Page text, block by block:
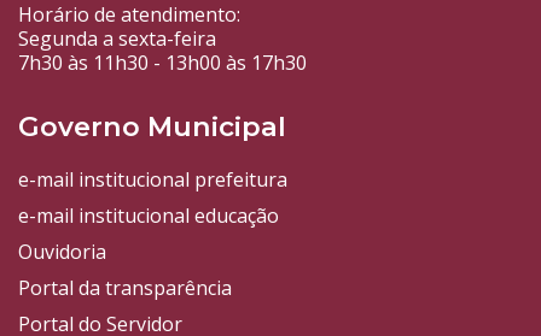
Horário de atendimento:
Segunda a sexta-feira
7h30 às 11h30 - 13h00 às 17h30
Governo Municipal
e-mail institucional prefeitura
e-mail institucional educação
Ouvidoria
Portal da transparência
Portal do Servidor